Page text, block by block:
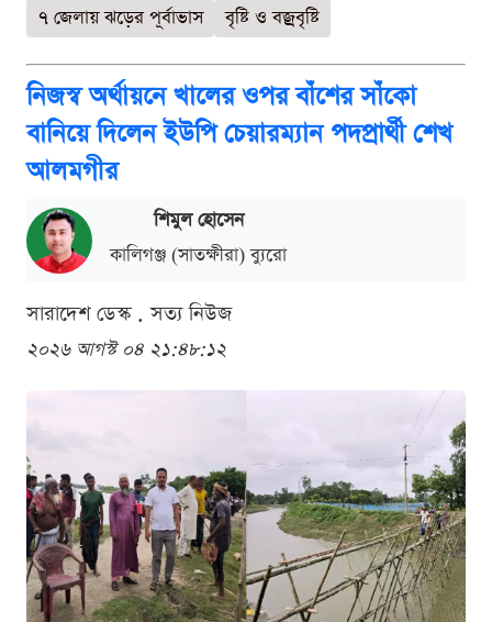
৭ জেলায় ঝড়ের পূর্বাভাস
বৃষ্টি ও বজ্রবৃষ্টি
নিজস্ব অর্থায়নে খালের ওপর বাঁশের সাঁকো
বানিয়ে দিলেন ইউপি চেয়ারম্যান পদপ্রার্থী শেখ
আলমগীর
শিমুল হোসেন
কালিগঞ্জ (সাতক্ষীরা) ব্যুরো
সারাদেশ ডেস্ক . সত্য নিউজ
২০২৬ আগস্ট ০৪ ২১:৪৮:১২